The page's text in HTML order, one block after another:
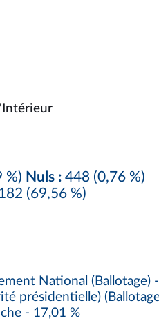
%) Nuls : 448 (0,76 %)
(69,56 %)
National (Ballotage)
présidentielle)
- 17,01 %